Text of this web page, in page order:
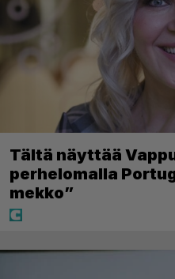
Tältä näyttää
perhelomalla
mekko”